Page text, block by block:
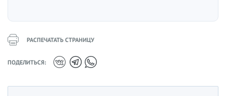
РАСПЕЧАТАТЬ СТРАНИЦУ
ПОДЕЛИТЬСЯ: